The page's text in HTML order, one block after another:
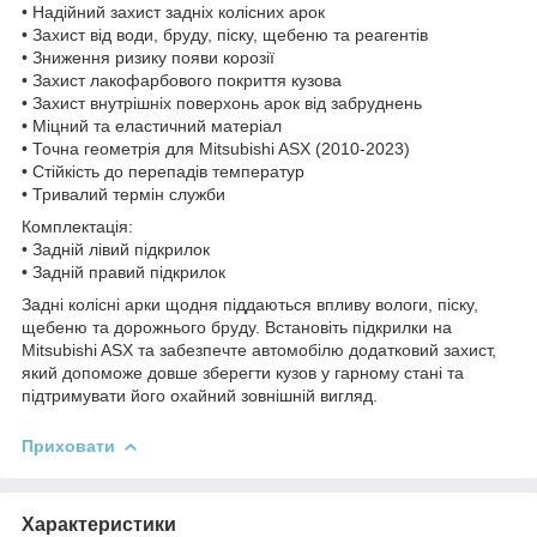
• Надійний захист задніх колісних арок
• Захист від води, бруду, піску, щебеню та реагентів
• Зниження ризику появи корозії
• Захист лакофарбового покриття кузова
• Захист внутрішніх поверхонь арок від забруднень
• Міцний та еластичний матеріал
• Точна геометрія для Mitsubishi ASX (2010-2023)
• Стійкість до перепадів температур
• Тривалий термін служби
Комплектація:
• Задній лівий підкрилок
• Задній правий підкрилок
Задні колісні арки щодня піддаються впливу вологи, піску,
щебеню та дорожнього бруду. Встановіть підкрилки на
Mitsubishi ASX та забезпечте автомобілю додатковий захист,
який допоможе довше зберегти кузов у гарному стані та
підтримувати його охайний зовнішній вигляд.
Приховати
Характеристики